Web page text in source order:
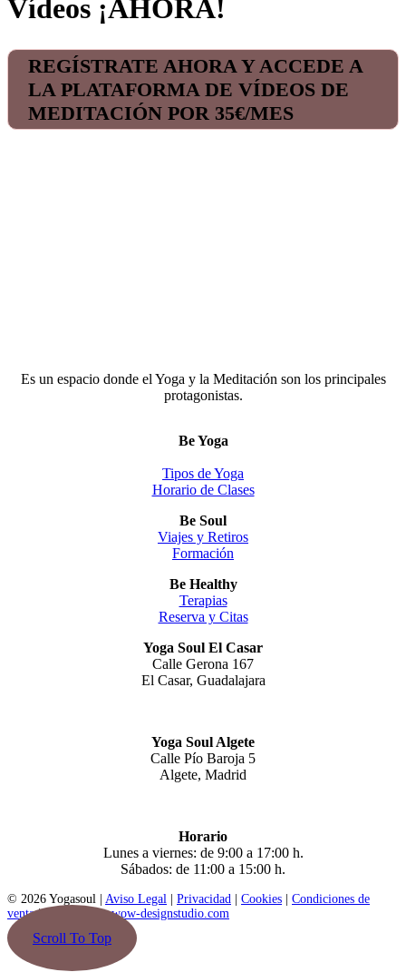
Vídeos ¡AHORA!
REGÍSTRATE AHORA Y ACCEDE A
LA PLATAFORMA DE VÍDEOS DE
MEDITACIÓN POR 35€/MES
Es un espacio donde el Yoga y la Meditación son los principales
protagonistas.
Be Yoga
Tipos de Yoga
Horario de Clases
Be Soul
Viajes y Retiros
Formación
Be Healthy
Terapias
Reserva y Citas
Yoga Soul El Casar
Calle Gerona 167
El Casar, Guadalajara
Yoga Soul Algete
Calle Pío Baroja 5
Algete, Madrid
Horario
Lunes a viernes: de 9:00 a 17:00 h.
Sábados: de 11:00 a 15:00 h.
© 2026 Yogasoul | Aviso Legal Privacidad Cookies
Condiciones de
venta| Diseño web: wow-designstudio.com
Scroll To Top